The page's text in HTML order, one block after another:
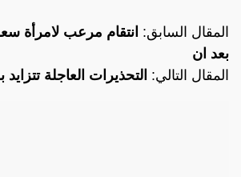
المقال السابق: انتقام مرعب لامرأة
بعد ان
المقال التالي: التحذيرات العاجلة